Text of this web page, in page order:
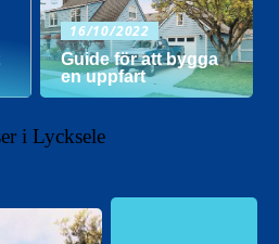
16/10/2022
Guide för att bygga
en uppfart
i Lycksele